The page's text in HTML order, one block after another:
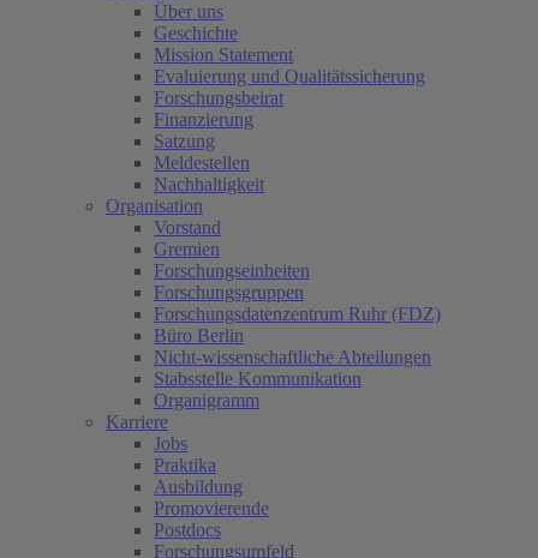
Über uns
Geschichte
Mission Statement
Evaluierung und Qualitätssicherung
Forschungsbeirat
Finanzierung
Satzung
Meldestellen
Nachhaltigkeit
Organisation
Vorstand
Gremien
Forschungseinheiten
Forschungsgruppen
Forschungsdatenzentrum Ruhr (FDZ)
Büro Berlin
Nicht-wissenschaftliche Abteilungen
Stabsstelle Kommunikation
Organigramm
Karriere
Jobs
Praktika
Ausbildung
Promovierende
Postdocs
Forschungsumfeld